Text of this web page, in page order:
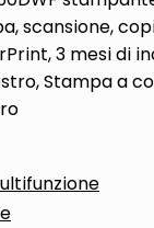
scansione,
3 mesi di
Stampa a